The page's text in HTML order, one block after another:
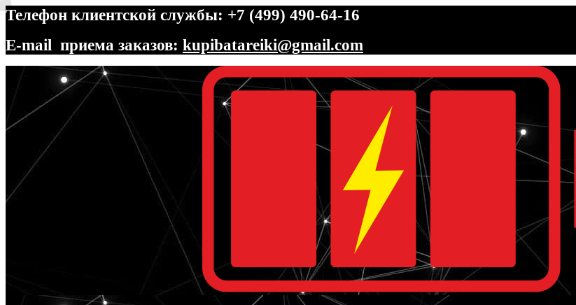
Телефон клиентской службы: +7 (499) 490-64-16
E-mail приема заказов: kupibatareiki@gmail.com
Перейти
навигации
Перейти
содержимому